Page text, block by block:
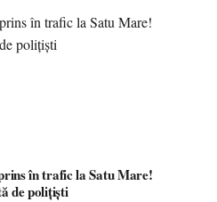
în trafic la Satu Mare!
de polițiști